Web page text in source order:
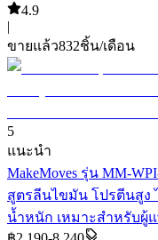
4.9
|
ขายแล้ว832ชิ้น/เดือน
5
แนะนำ
MakeMoves รุ่น MM-
สูตรลีนไขมัน โปรตีนสูง
น้ำหนัก เหมาะสำหรับผู้